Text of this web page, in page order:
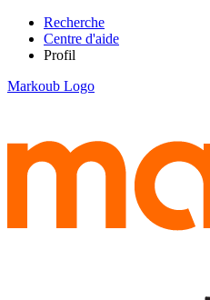
Recherche
Centre d'aide
Profil
Markoub Logo